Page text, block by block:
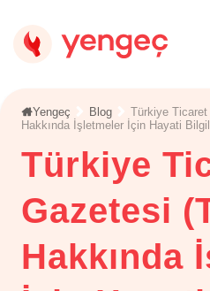
Yengeç Blog
Türkiye
Hakkında İşletmeler İçin Hayati
Türkiye
Gazetesi
Hakkında